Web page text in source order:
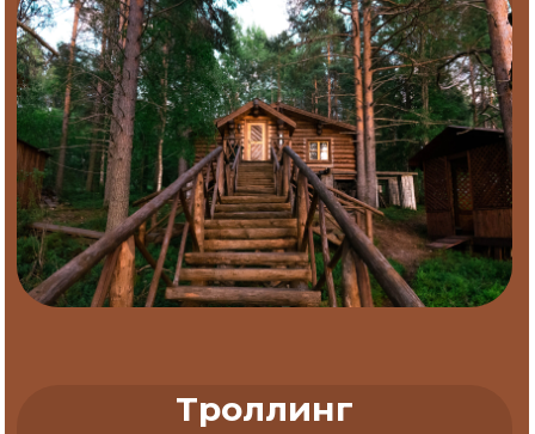
Выездная рыбалка
Охота
И любителям дикой охоты нам тоже
есть что предложить...